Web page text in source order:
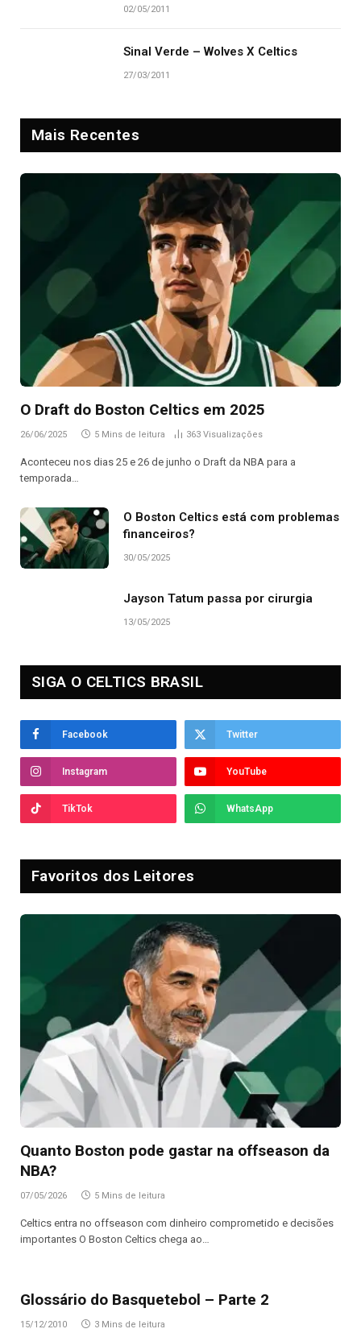
02/05/2011
Sinal Verde – Wolves X Celtics
27/03/2011
Mais Recentes
O Draft do Boston Celtics em 2025
26/06/2025 5 Mins de leitura 363 Visualizações
Aconteceu nos dias 25 e 26 de junho o Draft da NBA para a
temporada…
O Boston Celtics está com problemas
financeiros?
30/05/2025
Jayson Tatum passa por cirurgia
13/05/2025
SIGA O CELTICS BRASIL
Facebook Twitter
Instagram YouTube
TikTok WhatsApp
Favoritos dos Leitores
Quanto Boston pode gastar na offseason da
NBA?
07/05/2026 5 Mins de leitura
Celtics entra no offseason com dinheiro comprometido e decisões
importantes O Boston Celtics chega ao…
Glossário do Basquetebol – Parte 2
15/12/2010 3 Mins de leitura